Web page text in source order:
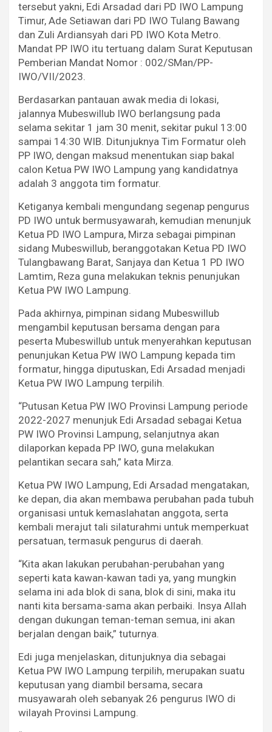
tersebut yakni, Edi Arsadad dari PD IWO Lampung
Timur, Ade Setiawan dari PD IWO Tulang Bawang
dan Zuli Ardiansyah dari PD IWO Kota Metro.
Mandat PP IWO itu tertuang dalam Surat Keputusan
Pemberian Mandat Nomor : 002/SMan/PP-
IWO/VII/2023.
Berdasarkan pantauan awak media di lokasi,
jalannya Mubeswillub IWO berlangsung pada
selama sekitar 1 jam 30 menit, sekitar pukul 13:00
sampai 14:30 WIB. Ditunjuknya Tim Formatur oleh
PP IWO, dengan maksud menentukan siap bakal
calon Ketua PW IWO Lampung yang kandidatnya
adalah 3 anggota tim formatur.
Ketiganya kembali mengundang segenap pengurus
PD IWO untuk bermusyawarah, kemudian menunjuk
Ketua PD IWO Lampura, Mirza sebagai pimpinan
sidang Mubeswillub, beranggotakan Ketua PD IWO
Tulangbawang Barat, Sanjaya dan Ketua 1 PD IWO
Lamtim, Reza guna melakukan teknis penunjukan
Ketua PW IWO Lampung.
Pada akhirnya, pimpinan sidang Mubeswillub
mengambil keputusan bersama dengan para
peserta Mubeswillub untuk menyerahkan keputusan
penunjukan Ketua PW IWO Lampung kepada tim
formatur, hingga diputuskan, Edi Arsadad menjadi
Ketua PW IWO Lampung terpilih.
“Putusan Ketua PW IWO Provinsi Lampung periode
2022-2027 menunjuk Edi Arsadad sebagai Ketua
PW IWO Provinsi Lampung, selanjutnya akan
dilaporkan kepada PP IWO, guna melakukan
pelantikan secara sah,” kata Mirza.
Ketua PW IWO Lampung, Edi Arsadad mengatakan,
ke depan, dia akan membawa perubahan pada tubuh
organisasi untuk kemaslahatan anggota, serta
kembali merajut tali silaturahmi untuk memperkuat
persatuan, termasuk pengurus di daerah.
“Kita akan lakukan perubahan-perubahan yang
seperti kata kawan-kawan tadi ya, yang mungkin
selama ini ada blok di sana, blok di sini, maka itu
nanti kita bersama-sama akan perbaiki. Insya Allah
dengan dukungan teman-teman semua, ini akan
berjalan dengan baik,” tuturnya.
Edi juga menjelaskan, ditunjuknya dia sebagai
Ketua PW IWO Lampung terpilih, merupakan suatu
keputusan yang diambil bersama, secara
musyawarah oleh sebanyak 26 pengurus IWO di
wilayah Provinsi Lampung.